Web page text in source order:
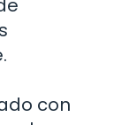
con